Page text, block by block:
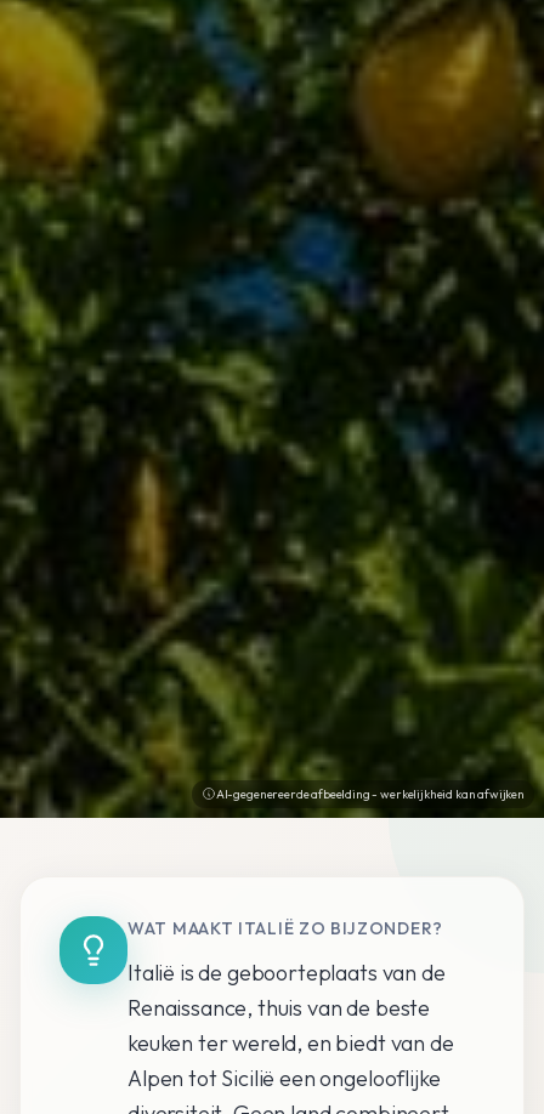
AI-gegenereerde afbeelding - werkelijkheid kan afwijken
WAT MAAKT ITALIË ZO BIJZONDER?
Italië is de geboorteplaats van de
Renaissance, thuis van de beste
keuken ter wereld, en biedt van de
Alpen tot Sicilië een ongelooflijke